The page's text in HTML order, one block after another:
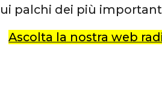
palchi dei più
Ascolta la nostra web